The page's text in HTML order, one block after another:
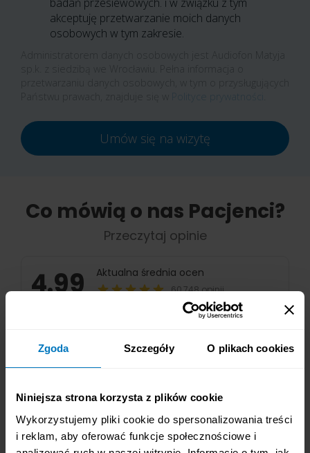
Zgoda Szczegóły O plikach cookies
Niniejsza strona korzysta z plików cookie
Wykorzystujemy pliki cookie do spersonalizowania treści
i reklam, aby oferować funkcje społecznościowe i
akceptuję przetwarzanie moich danych
osobowych w tym zakresie.
Umów się na wizytę